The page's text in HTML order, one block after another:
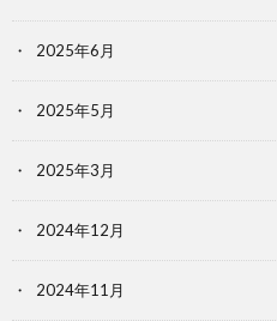
2025年6月
2025年5月
2025年3月
2024年12月
2024年11月